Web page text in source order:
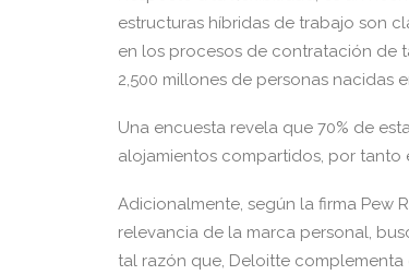
estructuras híbridas de trabajo son
en los procesos de contratación de
2,500 millones de personas nacidas
Una encuesta revela que 70% de
alojamientos compartidos, por
Adicionalmente, según la firma Pew
relevancia de la marca personal,
tal razón que, Deloitte